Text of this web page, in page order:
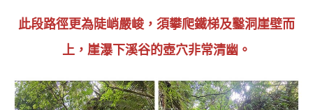
此段路徑更為陡峭嚴峻，須攀爬鐵梯及鑿洞崖壁而
上 ， 崖瀑下溪谷的壺穴非常清幽 。